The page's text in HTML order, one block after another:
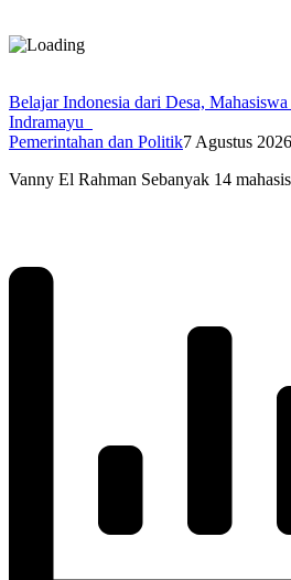
Belajar Indonesia dari Desa,
Indramayu
Pemerintahan dan Politik7 Agustus 2026
Vanny El Rahman Sebanyak 14